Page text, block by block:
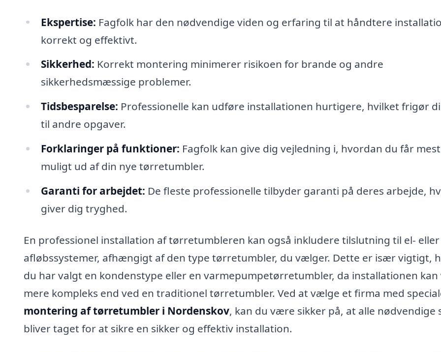
Ekspertise: Fagfolk har den nødvendige viden og erfaring til at håndtere
korrekt og effektivt.
Sikkerhed: Korrekt montering minimerer risikoen for brande og andre
sikkerhedsmæssige problemer.
Tidsbesparelse: Professionelle kan udføre installationen hurtigere, hvilket frigør
til andre opgaver.
Forklaringer på funktioner: Fagfolk kan give dig vejledning i, hvordan du får mest
muligt ud af din nye tørretumbler.
Garanti for arbejdet: De fleste professionelle tilbyder garanti på deres arbejde,
giver dig tryghed.
En professionel installation af tørretumbleren kan også inkludere tilslutning til el- eller
afløbssystemer, afhængigt af den type tørretumbler, du vælger. Dette er især vigtigt,
du har valgt en kondenstype eller en varmepumpetørretumbler, da installationen
mere kompleks end ved en traditionel tørretumbler. Ved at vælge et firma med
montering af tørretumbler i Nordenskov, kan du være sikker på, at alle nødvendige
bliver taget for at sikre en sikker og effektiv installation.